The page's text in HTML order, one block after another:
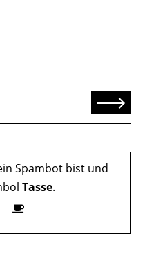
Senden
Spambot bist und
Tasse.